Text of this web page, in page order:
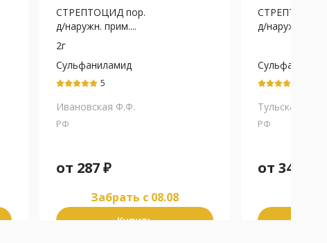
СТРЕПТОЦИД пор.
д/наружн. прим....
2г
Сульфаниламид
5
Ивановская Ф.Ф.
РФ
от 287₽
Забрать c 08.08
Купить
СТРЕПТОЦИД
д/наружн.
Тульская Ф.Ф.
РФ
от 34